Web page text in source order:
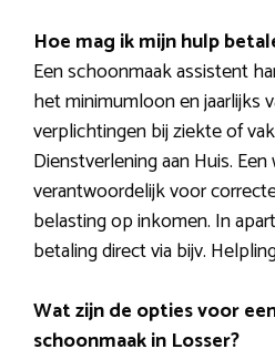
Hoe mag ik mijn hulp
Een schoonmaak assistent
het minimumloon en jaarlijks
verplichtingen bij ziekte of
Dienstverlening aan Huis.
verantwoordelijk voor
belasting op inkomen. In
betaling direct via bijv.
Wat zijn de opties voor
schoonmaak in Losser?